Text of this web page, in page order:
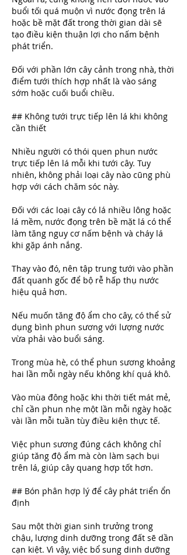
buổi tối quá muộn vì nước đọng trên lá
hoặc bề mặt đất trong thời gian dài sẽ
tạo điều kiện thuận lợi cho nấm bệnh
phát triển.
Đối với phần lớn cây cảnh trong nhà, thời
điểm tưới thích hợp nhất là vào sáng
sớm hoặc cuối buổi chiều.
## Không tưới trực tiếp lên lá khi không
cần thiết
Nhiều người có thói quen phun nước
trực tiếp lên lá mỗi khi tưới cây. Tuy
nhiên, không phải loại cây nào cũng phù
hợp với cách chăm sóc này.
Đối với các loại cây có lá nhiều lông hoặc
lá mềm, nước đọng trên bề mặt lá có thể
làm tăng nguy cơ nấm bệnh và cháy lá
khi gặp ánh nắng.
Thay vào đó, nên tập trung tưới vào phần
đất quanh gốc để bộ rễ hấp thụ nước
hiệu quả hơn.
Nếu muốn tăng độ ẩm cho cây, có thể sử
dụng bình phun sương với lượng nước
vừa phải vào buổi sáng.
Trong mùa hè, có thể phun sương khoảng
hai lần mỗi ngày nếu không khí quá khô.
Vào mùa đông hoặc khi thời tiết mát mẻ,
chỉ cần phun nhẹ một lần mỗi ngày hoặc
vài lần mỗi tuần tùy điều kiện thực tế.
Việc phun sương đúng cách không chỉ
giúp tăng độ ẩm mà còn làm sạch bụi
trên lá, giúp cây quang hợp tốt hơn.
## Bón phân hợp lý để cây phát triển ổn
định
Sau một thời gian sinh trưởng trong
chậu, lượng dinh dưỡng trong đất sẽ dần
cạn kiệt. Vì vậy, việc bổ sung dinh dưỡng